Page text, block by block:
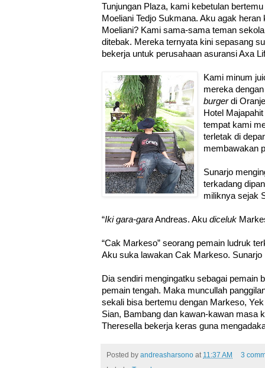
Tunjungan Plaza, kami kebetulan
Moeliani Tedjo Sukmana. Aku agak
Moeliani? Kami sama-sama teman
ditebak. Mereka ternyata kini sepasang
bekerja untuk perusahaan asuransi Axa
Kami minum
mereka
burgerdi
Hotel
tempat kami
terletak di
membawakan
Sunarjo
terkadang
miliknya sejak
“Iki gara-garaAndreas. Aku diceluk
“Cak Markeso” seorang pemain ludruk
Aku suka lawakan Cak Markeso.
Dia sendiri mengingatku sebagai pemain
pemain tengah. Maka muncullah
sekali bisa bertemu dengan Markeso,
Sian, Bambang dan kawan-kawan masa
Theresella bekerja keras guna
Posted by andreasharsono at 11:37 AM
3